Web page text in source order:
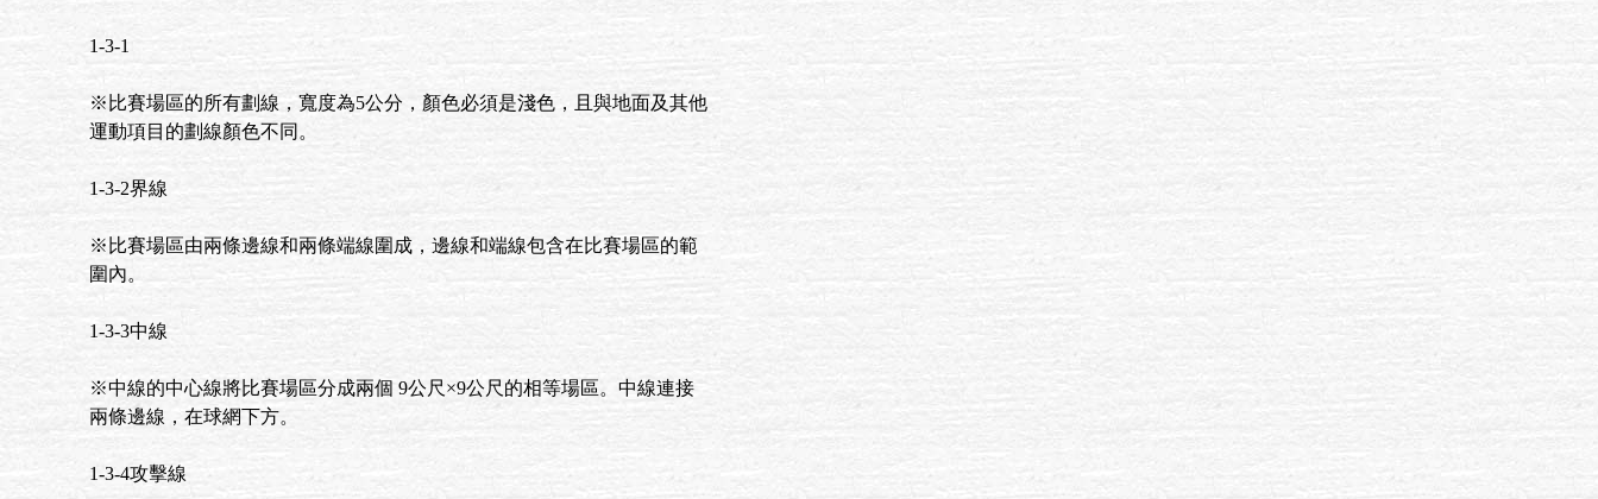
1-3-1
※比賽場區的所有劃線，寬度為5公分，顏色必須是淺色，且與地面及其他
運動項目的劃線顏色不同。
1-3-2界線
※比賽場區由兩條邊線和兩條端線圍成，邊線和端線包含在比賽場區的範
圍內。
1-3-3中線
※中線的中心線將比賽場區分成兩個 9公尺×9公尺的相等場區。中線連接
兩條邊線，在球網下方。
1-3-4攻擊線